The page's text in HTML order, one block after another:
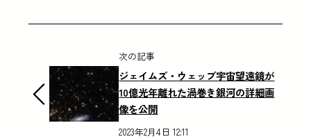
次の記事
ジェイムズ・ウェッブ宇宙望遠鏡が
10億光年離れた渦巻き銀河の詳細画
像を公開
2023年2月4日 12:11